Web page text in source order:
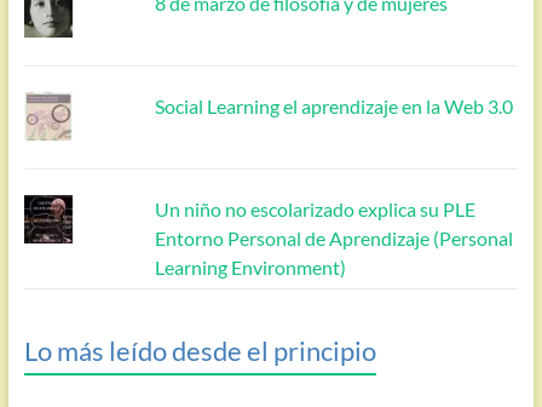
Social Learning el aprendizaje en la Web 3.0
Un niño no escolarizado explica su PLE
Entorno Personal de Aprendizaje (Personal
Learning Environment)
Lo más leído desde el principio